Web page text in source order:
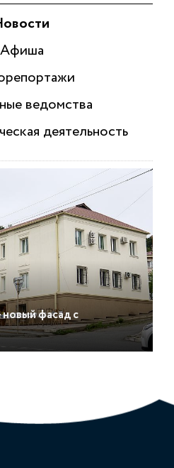
ведомства
деятельность
новый фасад с